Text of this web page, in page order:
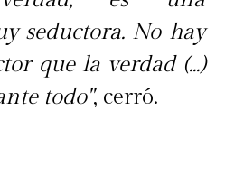
seductora. No hay
que la verdad (...)
todo", cerró.